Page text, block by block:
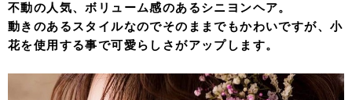
不動の人気、ボリューム感のあるシニヨンヘア。
動きのあるスタイルなのでそのままでもかわいですが、小
花を使用する事で可愛らしさがアップします。